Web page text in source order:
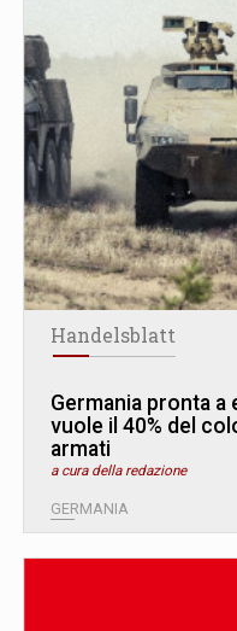
Handelsblatt
Germania pronta a
vuole il 40% del
armati
a cura della redazione
GERMANIA